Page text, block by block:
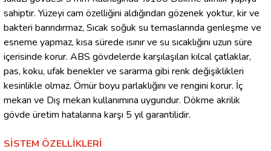
sahiptir. Yüzeyi cam özelliğini aldığından gözenek yoktur, kir ve
bakteri barındırmaz, Sıcak soğuk su temaslarında genleşme ve
esneme yapmaz, kısa sürede ısınır ve su sıcaklığını uzun süre
içerisinde korur. ABS gövdelerde karşılaşılan kılcal çatlaklar,
pas, koku, ufak benekler ve sararma gibi renk değişiklikleri
kesinlikle olmaz. Ömür boyu parlaklığını ve rengini korur. İç
mekan ve Dış mekan kullanımına uygundur. Dökme akrilik
gövde üretim hatalarına karşı 5 yıl garantilidir.
SİSTEM ÖZELLİKLERİ